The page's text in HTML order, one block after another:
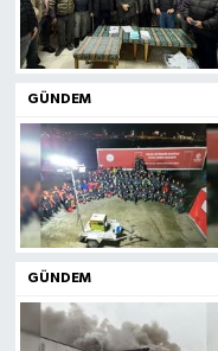
GÜNDEM
GÜNDEM